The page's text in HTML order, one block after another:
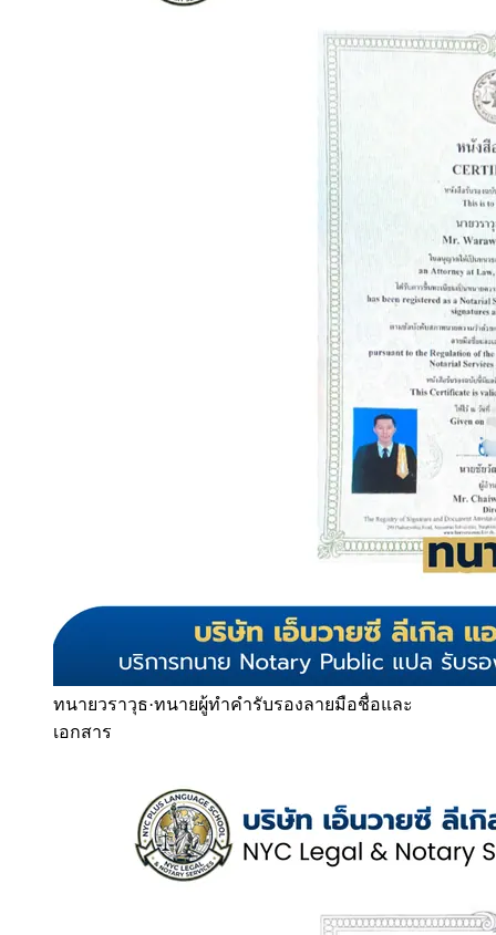
ทนายวราวุธ·ทนายผู้ทำคำรับรองลายมือชื่อและ
เอกสาร